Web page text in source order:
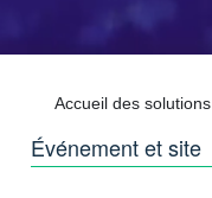
Accueil des solutions
Événement et site